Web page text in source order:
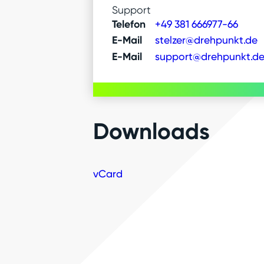
Support
Telefon +49 381 666977-66
E-Mail stelzer@drehpunkt.de
E-Mail support@drehpunkt.de
Downloads
vCard